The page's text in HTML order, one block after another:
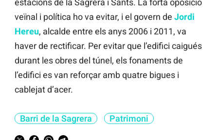
estacions de la Sagrera i Sants. La forta oposició
veïnal i política ho va evitar, i el govern de Jordi
Hereu, alcalde entre els anys 2006 i 2011, va
haver de rectificar. Per evitar que l’edifici caigués
durant les obres del túnel, els fonaments de
l’edifici es van reforçar amb quatre bigues i
cablejat d’acer.
Barri de la Sagrera Patrimoni